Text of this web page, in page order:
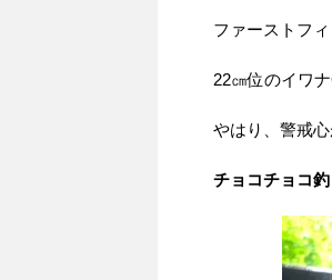
ファーストフ
22㎝位のイワ
やはり、警戒
チョコチョコ釣